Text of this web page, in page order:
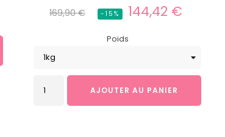
Prix
169,90 € -15%
Prix
144,42 €
Poids
AJOUTER AU PANIER